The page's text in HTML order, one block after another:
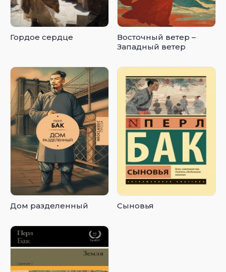
Гордое сердце
Восточный ветер –
Западный ветер
Дом разделенный Сыновья